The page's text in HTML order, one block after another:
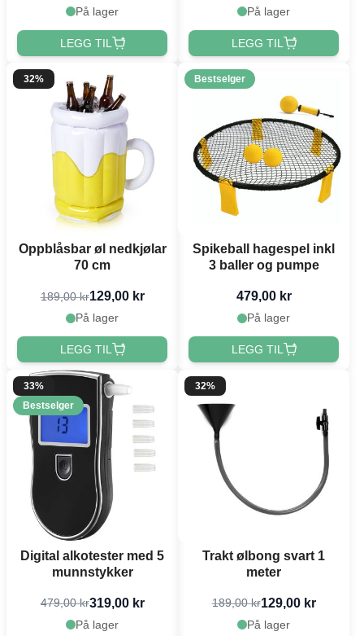
På lager
LEGG TIL
På lager
LEGG TIL
32%
Oppblåsbar øl nedkjølar
70 cm
189,00 kr129,00 kr
På lager
LEGG TIL
Bestselger
Spikeball hagespel inkl
3 baller og pumpe
479,00 kr
På lager
LEGG TIL
33%
Bestselger
Digital alkotester med 5
munnstykker
479,00 kr319,00 kr
På lager
32%
Trakt ølbong svart 1
meter
189,00 kr129,00 kr
På lager